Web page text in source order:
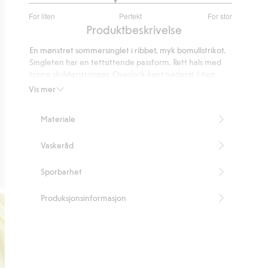
For liten Perfekt For stor
av
26
stemmer
Produktbeskrivelse
Vis mer
En mønstret sommersinglet i ribbet, myk bomullstrikot.
Singleten har en tettsittende passform. Rett hals med
brodert iskrem foran.
Materiale
Vaskeråd
Sporbarhet
Produksjonsinformasjon